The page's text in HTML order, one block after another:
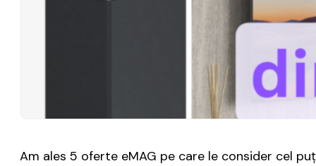
Am ales 5 oferte eMAG pe care le consider cel